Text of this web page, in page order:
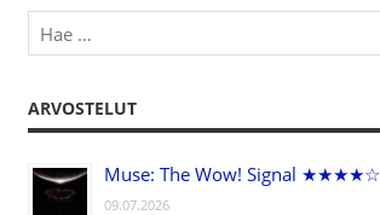
ARVOSTELUT
Muse: The Wow! Signal ★★★★☆
09.07.2026